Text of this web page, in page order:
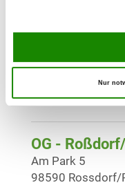
Nur
OG -
Am Wagnerstein
36466 Dermbach
OG -
Am Park 5
98590 Rossdorf/